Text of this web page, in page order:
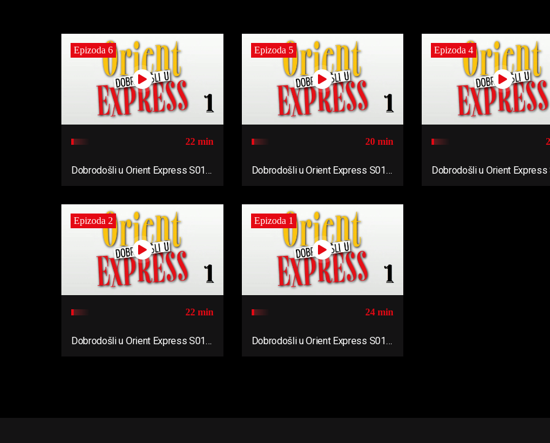
Epizoda 6
22 min
Dobrodošli u Orient Express S01
Epizoda 5
20 min
Dobrodošli u Orient Express S01
Epizoda 4
Dobrodošli u Orient Express
Epizoda 2
22 min
Dobrodošli u Orient Express S01
Epizoda 1
24 min
Dobrodošli u Orient Express S01